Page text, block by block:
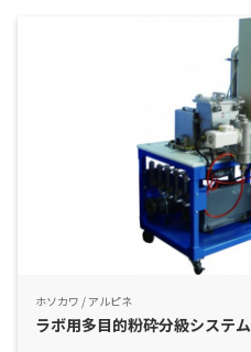
ホソカワ / アルピネ
ラボ用多目的粉砕分級システム